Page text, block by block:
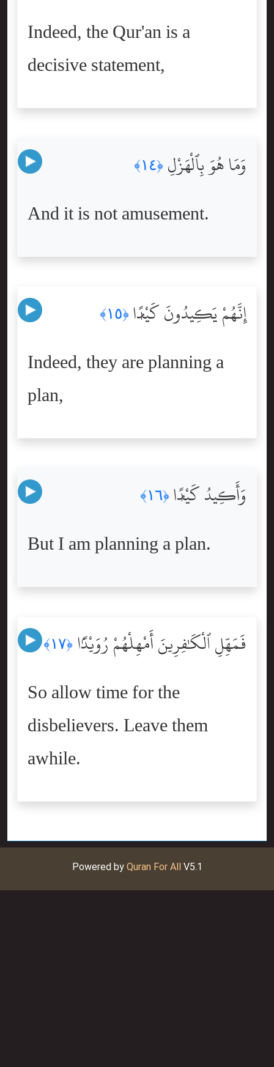
Indeed, the Qur'an is a
decisive statement,
وَمَا هُوَ بِٱلْهَزْلِ ﴿١٤﴾
And it is not amusement.
إِنَّهُمْ يَكِيدُونَ كَيْدًۭا ﴿١٥﴾
Indeed, they are planning a
plan,
وَأَكِيدُ كَيْدًۭا ﴿١٦﴾
But I am planning a plan.
فَمَهِّلِ ٱلْكَٰفِرِينَ أَمْهِلْهُمْ رُوَيْدًۢا ﴿١٧﴾
So allow time for the
disbelievers. Leave them
awhile.
Powered by Quran For AllV5.1